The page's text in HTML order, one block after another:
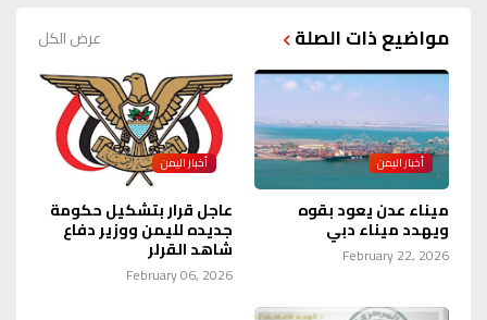
مواضيع ذات الصلة عرض الكل
أخبار اليمن
ميناء عدن يعود بقوه
ويهدد ميناء دبي
February 22, 2026
أخبار اليمن
عاجل قرار بتشكيل حكومة
جديده لليمن ووزير دفاع
شاهد القرلر
February 06, 2026